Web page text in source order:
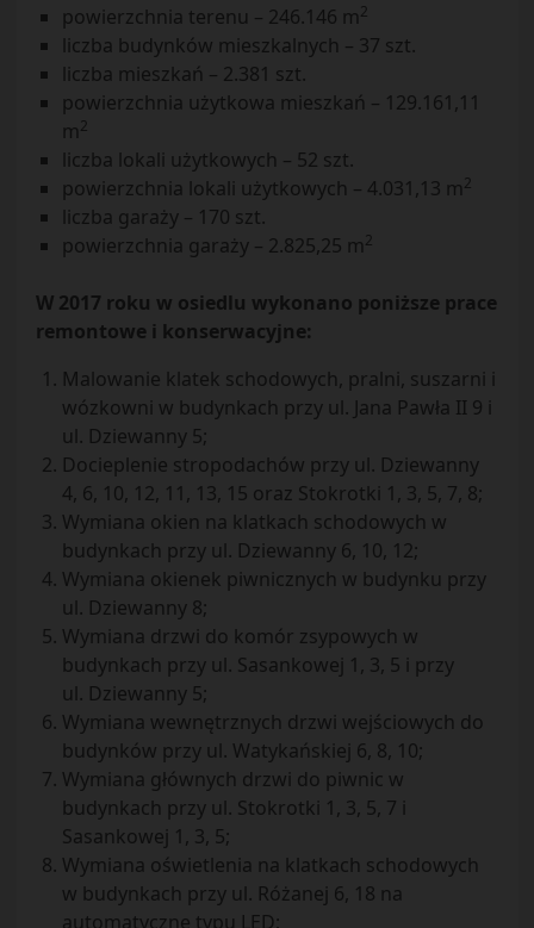
powierzchnia terenu – 246.146 m2
liczba budynków mieszkalnych – 37 szt.
liczba mieszkań – 2.381 szt.
powierzchnia użytkowa mieszkań – 129.161,11
m2
liczba lokali użytkowych – 52 szt.
powierzchnia lokali użytkowych – 4.031,13 m2
liczba garaży – 170 szt.
powierzchnia garaży – 2.825,25 m2
W 2017 roku w osiedlu wykonano poniższe prace
remontowe i konserwacyjne:
Malowanie klatek schodowych, pralni, suszarni i
wózkowni w budynkach przy ul. Jana Pawła II 9 i
ul. Dziewanny 5;
Docieplenie stropodachów przy ul. Dziewanny
4, 6, 10, 12, 11, 13, 15 oraz Stokrotki 1, 3, 5, 7, 8;
Wymiana okien na klatkach schodowych w
budynkach przy ul. Dziewanny 6, 10, 12;
Wymiana okienek piwnicznych w budynku przy
ul. Dziewanny 8;
Wymiana drzwi do komór zsypowych w
budynkach przy ul. Sasankowej 1, 3, 5 i przy
ul. Dziewanny 5;
Wymiana wewnętrznych drzwi wejściowych do
budynków przy ul. Watykańskiej 6, 8, 10;
Wymiana głównych drzwi do piwnic w
budynkach przy ul. Stokrotki 1, 3, 5, 7 i
Sasankowej 1, 3, 5;
Wymiana oświetlenia na klatkach schodowych
w budynkach przy ul. Różanej 6, 18 na
automatyczne typu LED;